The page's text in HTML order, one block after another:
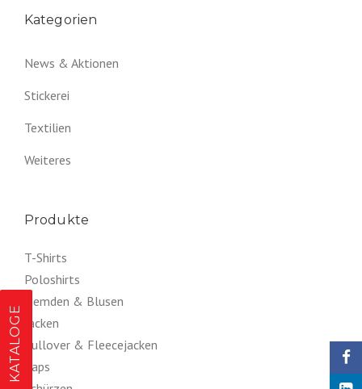
Kategorien
News & Aktionen
Stickerei
Textilien
Weiteres
Produkte
T-Shirts
Poloshirts
Hemden & Blusen
Jacken
Pullover & Fleecejacken
Caps
KATALOGE